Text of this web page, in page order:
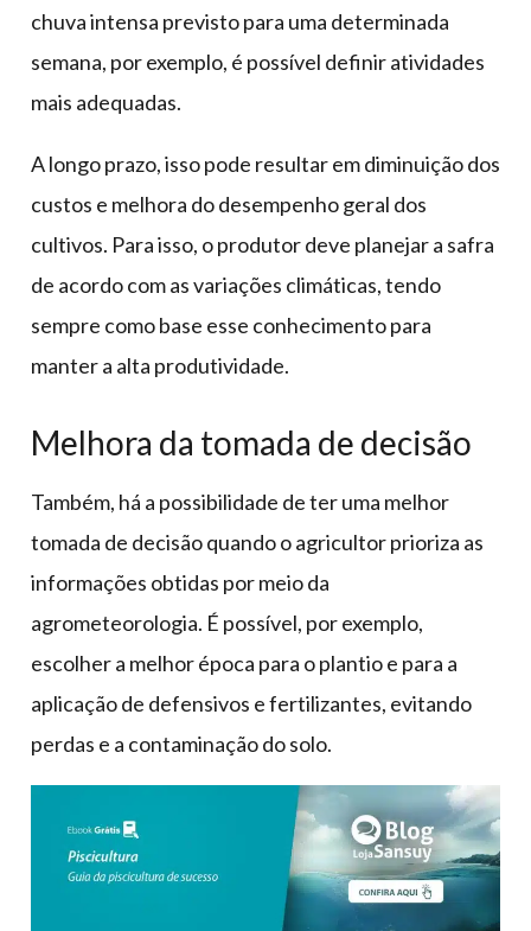
chuva intensa previsto para uma determinada
semana, por exemplo, é possível definir atividades
mais adequadas.
A longo prazo, isso pode resultar em diminuição dos
custos e melhora do desempenho geral dos
cultivos. Para isso, o produtor deve planejar a safra
de acordo com as variações climáticas, tendo
sempre como base esse conhecimento para
manter a alta produtividade.
Melhora da tomada de decisão
Também, há a possibilidade de ter uma melhor
tomada de decisão quando o agricultor prioriza as
informações obtidas por meio da
agrometeorologia. É possível, por exemplo,
escolher a melhor época para o plantio e para a
aplicação de defensivos e fertilizantes, evitando
perdas e a contaminação do solo.